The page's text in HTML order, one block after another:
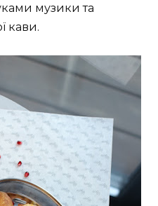
музики та
кави.